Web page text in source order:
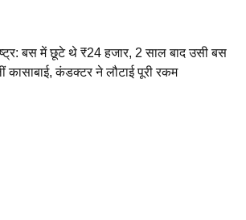
बस में छूटे थे ₹24 हजार, 2 साल बाद उसी बस
कासाबाई, कंडक्टर ने लौटाई पूरी रकम